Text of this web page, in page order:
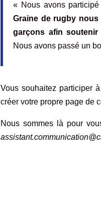
« Nous avons
Graine de rugby
garçons afin soutenir
Nous avons passé un
Vous souhaitez participer
créer votre propre page de
Nous sommes là pour